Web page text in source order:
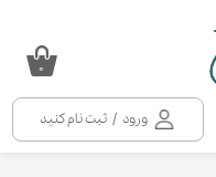
ورود / ثبت نام کنید
۰